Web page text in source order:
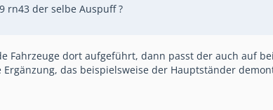
rn43 der selbe Auspuff ?
Fahrzeuge dort aufgeführt, dann passt der auch auf
das beispielsweise der Hauptständer